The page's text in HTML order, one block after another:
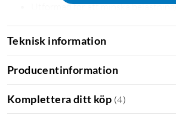
Utformad för att minska
Bottenplattan kan vinklas 20
Knapparna är 80 % tystare än
Stöd för USB-C-snabbladdning, 1
24 timmars batteritid.
Teknisk information
Producentinformation
Komplettera ditt köp (4)